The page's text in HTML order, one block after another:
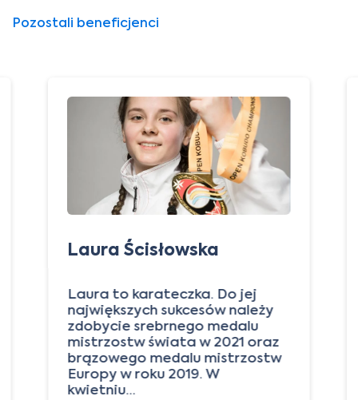
Pozostali beneficjenci
Laura Ścisłowska
Laura to karateczka. Do jej
największych sukcesów należy
zdobycie srebrnego medalu
mistrzostw świata w 2021 oraz
brązowego medalu mistrzostw
Europy w roku 2019. W
kwietniu…